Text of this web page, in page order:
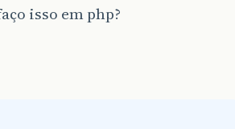
isso em php?